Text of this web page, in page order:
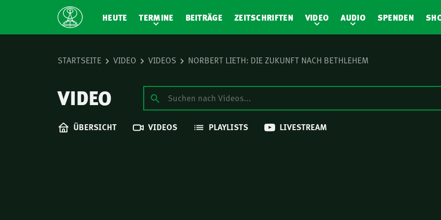
HEUTE TERMINE BEITRÄGE ZEITSCHRIFTEN VIDEO AUDIO SPENDEN
STARTSEITE VIDEO VIDEOS NORBERT LIETH: DIE ZUKUNFT NACH BETHLEHEM
VIDEO
ÜBERSICHT VIDEOS PLAYLISTS LIVESTREAM